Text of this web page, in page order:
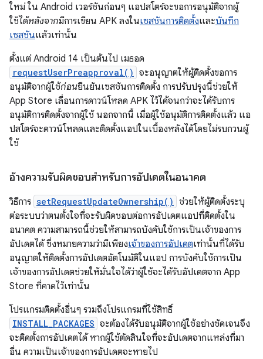
ใหม่ ใน Android เวอร์ชันก่อนๆ แอปสโตร์จะขอการอนุมัติจากผู้
ใช้ได้หลังจากมีการเขียน APK ลงในเซสชันการติดตั้งและบันทึก
เซสชันแล้วเท่านั้น
ตั้งแต่ Android 14 เป็นต้นไป เมธอด
requestUserPreapproval() จะอนุญาตให้ผู้ติดตั้งขอการ
อนุมัติจากผู้ใช้ก่อนยืนยันเซสชันการติดตั้ง การปรับปรุงนี้ช่วยให้
App Store เลื่อนการดาวน์โหลด APK ไว้ได้จนกว่าจะได้รับการ
อนุมัติการติดตั้งจากผู้ใช้ นอกจากนี้ เมื่อผู้ใช้อนุมัติการติดตั้งแล้ว แอ
ปสโตร์จะดาวน์โหลดและติดตั้งแอปในเบื้องหลังได้โดยไม่รบกวนผู้
ใช้
อ้างความรับผิดชอบสำหรับการอัปเดตในอนาคต
วิธีการ setRequestUpdateOwnership() ช่วยให้ผู้ติดตั้งระบุ
ต่อระบบว่าตนตั้งใจที่จะรับผิดชอบต่อการอัปเดตแอปที่ติดตั้งใน
อนาคต ความสามารถนี้ช่วยให้สามารถบังคับใช้การเป็นเจ้าของการ
อัปเดตได้ ซึ่งหมายความว่ามีเพียงเจ้าของการอัปเดตเท่านั้นที่ได้รับ
อนุญาตให้ติดตั้งการอัปเดตอัตโนมัติในแอป การบังคับใช้การเป็น
เจ้าของการอัปเดตช่วยให้มั่นใจได้ว่าผู้ใช้จะได้รับอัปเดตจาก App
Store ที่คาดไว้เท่านั้น
โปรแกรมติดตั้งอื่นๆ รวมถึงโปรแกรมที่ใช้สิทธิ์
INSTALL_PACKAGES จะต้องได้รับอนุมัติจากผู้ใช้อย่างชัดเจนจึง
จะติดตั้งการอัปเดตได้ หากผู้ใช้ตัดสินใจที่จะอัปเดตจากแหล่งที่มา
อื่น ความเป็นเจ้าของการอัปเดตจะหายไป